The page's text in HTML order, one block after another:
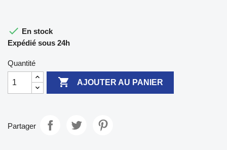
 En stock
Expédié sous 24h
Quantité
 AJOUTER AU PANIER
Partager